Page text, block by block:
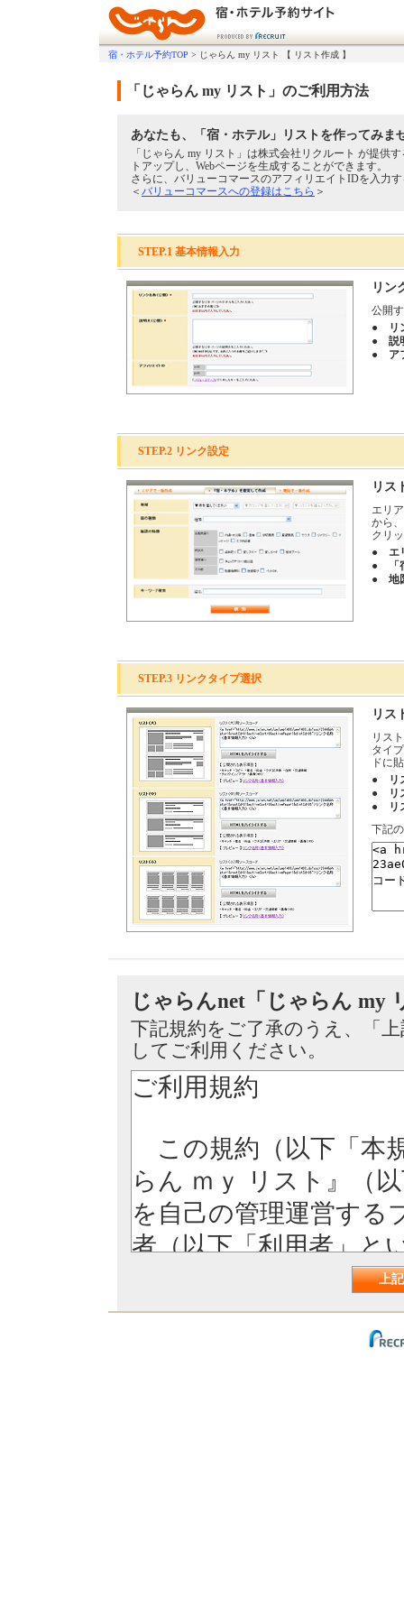
宿・ホテル予約TOP > じゃらん my リスト 【 リスト作成 】
「じゃらん my リスト」のご利用方法
あなたも、「宿・ホテル」リストを作ってみま
「じゃらん my リスト」は株式会社リクルート が提供
トアップし、Webページを生成することができます。
さらに、バリューコマースのアフィリエイトIDを入力
＜ バリューコマースへの登録はこちら ＞
STEP.1 基本情報入力
リン
公開
● リ
● 説
● ア
STEP.2 リンク設定
リス
エリ
から
クリ
● エ
● 「
● 地
STEP.3 リンクタイプ選択
リス
リス
タイ
ドに
● リ
● リ
● リ
下記
じゃらんnet「じゃらん my
下記規約をご了承のうえ、「
してご利用ください。
ご利用規約
この規約（以下「本
らん ｍｙ リスト』（
を自己の管理運営する
者（以下「利用者」と
ルート （以下「リク
れます。利用者は、本
た時点で本規約に同